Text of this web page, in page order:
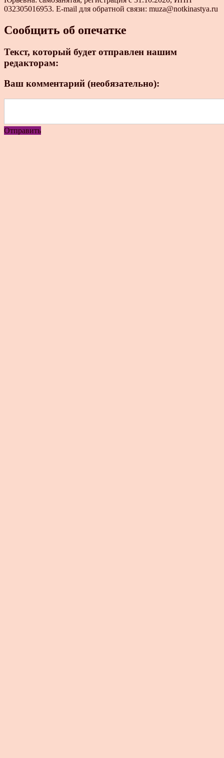
032305016953. E-mail для обратной связи: muza@notkinastya.ru
Сообщить об опечатке
Текст, который будет отправлен нашим
редакторам:
Ваш комментарий (необязательно):
Отправить